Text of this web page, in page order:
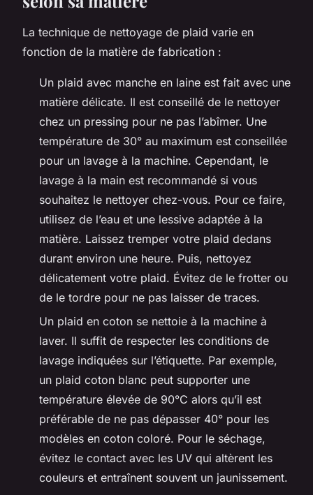
La technique de nettoyage de plaid varie en
fonction de la matière de fabrication :
Un plaid avec manche en laine est fait avec une
matière délicate. Il est conseillé de le nettoyer
chez un pressing pour ne pas l’abîmer. Une
température de 30° au maximum est conseillée
pour un lavage à la machine. Cependant, le
lavage à la main est recommandé si vous
souhaitez le nettoyer chez-vous. Pour ce faire,
utilisez de l’eau et une lessive adaptée à la
matière. Laissez tremper votre plaid dedans
durant environ une heure. Puis, nettoyez
délicatement votre plaid. Évitez de le frotter ou
de le tordre pour ne pas laisser de traces.
Un plaid en coton se nettoie à la machine à
laver. Il suffit de respecter les conditions de
lavage indiquées sur l’étiquette. Par exemple,
un plaid coton blanc peut supporter une
température élevée de 90°C alors qu’il est
préférable de ne pas dépasser 40° pour les
modèles en coton coloré. Pour le séchage,
évitez le contact avec les UV qui altèrent les
couleurs et entraînent souvent un jaunissement.